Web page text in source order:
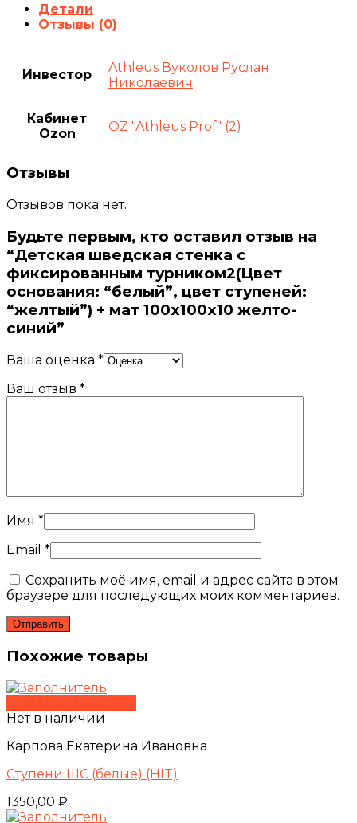
Детали
Отзывы (0)
Инвестор
Athleus Вуколов Руслан
Николаевич
Кабинет
Ozon
OZ "Athleus Prof" (2)
Отзывы
Отзывов пока нет.
Будьте первым, кто оставил отзыв на
“Детская шведская стенка с
фиксированным турником2(Цвет
основания: “белый”, цвет ступеней:
“желтый”) + мат 100х100х10 желто-
синий”
Ваша оценка *
Ваш отзыв *
Имя *
Email *
Сохранить моё имя, email и адрес сайта в этом
браузере для последующих моих комментариев.
Похожие товары
Нет в наличии
Карпова Екатерина Ивановна
Ступени ШС (белые) (HIT)
1350,00 ₽